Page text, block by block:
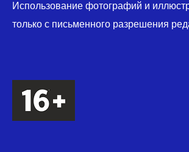
Использование фотографий и
только с письменного разрешения